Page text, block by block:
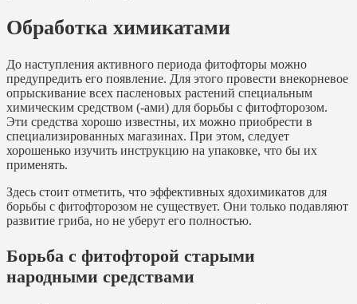
Обработка химикатами
До наступления активного периода фитофторы можно
предупредить его появление. Для этого провести внекорневое
опрыскивание всех пасленовых растений специальным
химическим средством (-ами) для борьбы с фитофторозом.
Эти средства хорошо известны, их можно приобрести в
специализированных магазинах. При этом, следует
хорошенько изучить инструкцию на упаковке, что бы их
применять.
Здесь стоит отметить, что эффективных ядохимикатов для
борьбы с фитофторозом не существует. Они только подавляют
развитие гриба, но не уберут его полностью.
Борьба с фитофторой старыми
народными средствами